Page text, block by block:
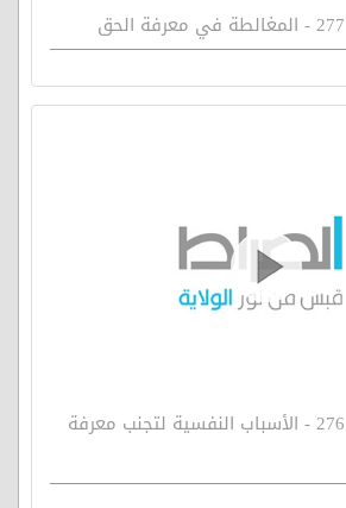
مصباح الهداية 276 - الأسباب النفسية لتجنب معرفة